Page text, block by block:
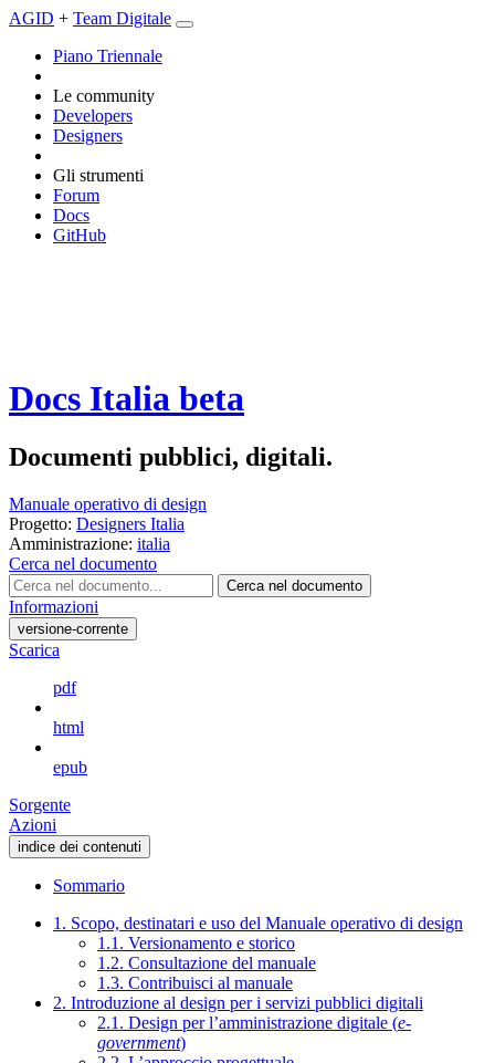
AGID + Team Digitale
Piano Triennale
Le community
Developers
Designers
Gli strumenti
Forum
Docs
GitHub
Docs Italia beta
Documenti pubblici, digitali.
Manuale operativo di design
Progetto: Designers Italia
Amministrazione: italia
Cerca nel documento
Cerca nel documento
Informazioni
versione-corrente
Scarica
pdf
html
epub
Sorgente
Azioni
indice dei contenuti
Sommario
1. Scopo, destinatari e uso del Manuale operativo di design
1.1. Versionamento e storico
1.2. Consultazione del manuale
1.3. Contribuisci al manuale
2. Introduzione al design per i servizi pubblici digitali
2.1. Design per l’amministrazione digitale (e-
government)